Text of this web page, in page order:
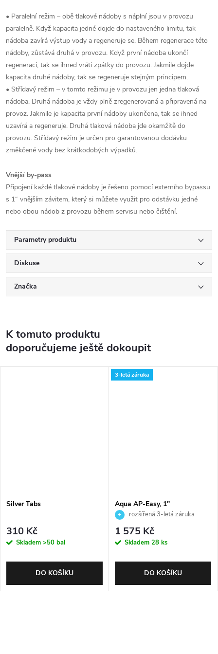
• Paralelní režim – obě tlakové nádoby s náplní jsou v provozu
paralelně. Když kapacita jedné dojde do nastaveného limitu, tak
nádoba zavírá výstup vody a regeneruje se. Během regenerace této
nádoby, zůstává druhá v provozu. Když první nádoba ukončí
regeneraci, tak se ihned vrátí zpátky do provozu. Jakmile dojde
kapacita druhé nádoby, tak se regeneruje stejným principem.
• Střídavý režim – v tomto režimu je v provozu jen jedna tlaková
nádoba. Druhá nádoba je vždy plně zregenerovaná a připravená na
provoz. Jakmile je kapacita první nádoby ukončena, tak se ihned
uzavírá a regeneruje. Druhá tlaková nádoba jde okamžitě do
provozu. Střídavý režim je určen pro garantovanou dodávku
změkčené vody bez krátkodobých výpadků.
Vnější by-pass
Připojení každé tlakové nádoby je řešeno pomocí externího bypassu
s 1“ vnějším závitem, který si můžete využit pro odstávku jedné
nebo obou nádob z provozu během servisu nebo čištění.
Parametry produktu
Diskuse
Značka
K tomuto produktu
doporučujeme ještě dokoupit
Silver Tabs
310 Kč
Skladem >50 bal
DO KOŠÍKU
3-letá záruka
Aqua AP-Easy, 1"
rozšířená 3-letá záruka
1 575 Kč
Skladem 28 ks
DO KOŠÍKU